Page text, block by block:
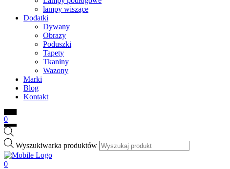
lampy wiszące
Dodatki
Dywany
Obrazy
Poduszki
Tapety
Tkaniny
Wazony
Marki
Blog
Kontakt
0
Wyszukiwarka produktów
0